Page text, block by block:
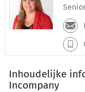
Inhoudelijke
Incompany